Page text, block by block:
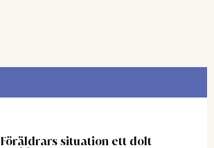
Föräldrars situation ett dolt